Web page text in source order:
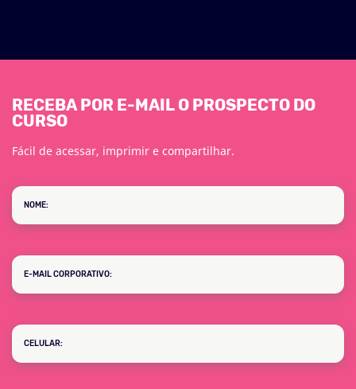
RECEBA POR E-MAIL O PROSPECTO DO
CURSO
Fácil de acessar, imprimir e compartilhar.